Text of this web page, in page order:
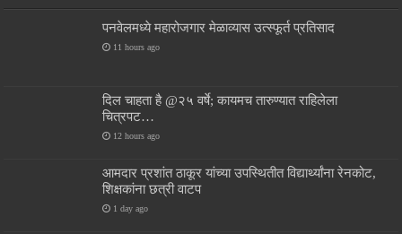
पनवेलमध्ये महारोजगार मेळाव्यास उत्स्फूर्त प्रतिसाद
11 hours ago
दिल चाहता है @२५ वर्षे; कायमच तारुण्यात राहिलेला
चित्रपट…
12 hours ago
आमदार प्रशांत ठाकूर यांच्या उपस्थितीत विद्यार्थ्यांना रेनकोट,
शिक्षकांना छत्री वाटप
1 day ago